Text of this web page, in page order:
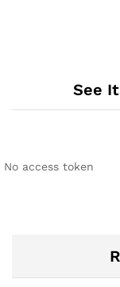
See
No access token